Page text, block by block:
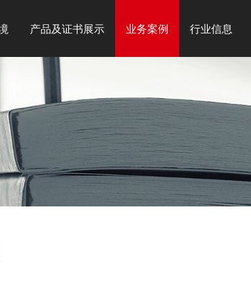
产品及证书展示 业务案例 行业信息